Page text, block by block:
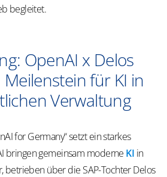
begleitet.
OpenAI x Delos
für KI in
Verwaltung
for Germany“ setzt ein starkes
bringen gemeinsam moderne KI in
betrieben über die SAP-Tochter Delos